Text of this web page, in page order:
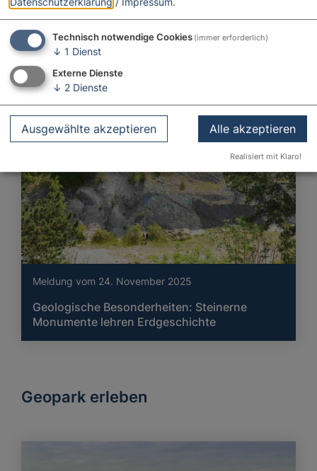
Meldung vom 28. November 2025
Untersuchungen am Fundament der Erde
Meldung vom 24. November 2025
Geologische Besonderheiten: Steinerne
Monumente lehren Erdgeschichte
Geopark erleben
Technisch notwendige Cookies (immer erforderlich)
↓ 1 Dienst
Externe Dienste
↓ 2 Dienste
Ausgewählte akzeptieren Alle akzeptieren
Realisiert mit Klaro!